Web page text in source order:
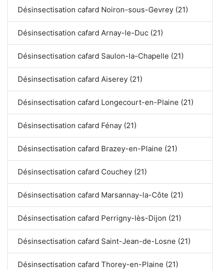
Désinsectisation cafard Noiron-sous-Gevrey (21)
Désinsectisation cafard Arnay-le-Duc (21)
Désinsectisation cafard Saulon-la-Chapelle (21)
Désinsectisation cafard Aiserey (21)
Désinsectisation cafard Longecourt-en-Plaine (21)
Désinsectisation cafard Fénay (21)
Désinsectisation cafard Brazey-en-Plaine (21)
Désinsectisation cafard Couchey (21)
Désinsectisation cafard Marsannay-la-Côte (21)
Désinsectisation cafard Perrigny-lès-Dijon (21)
Désinsectisation cafard Saint-Jean-de-Losne (21)
Désinsectisation cafard Thorey-en-Plaine (21)